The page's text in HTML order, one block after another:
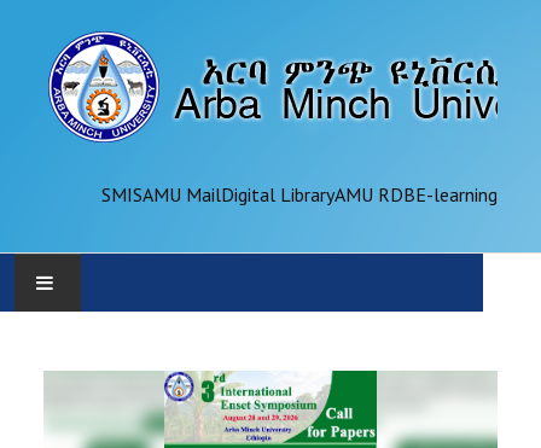
SMISAMU MailDigital LibraryAMU RDBE-learning
ADMINISTRATION